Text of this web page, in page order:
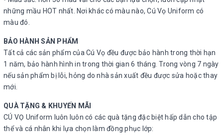
những mầu HOT nhất. Nơi khác có màu nào, Cú Vọ Uniform có
màu đó.
BẢO HÀNH SẢN PHẨM
Tất cả các sản phẩm của Cú Vọ đều được bảo hành trong thời hạn
1 năm, bảo hành hình in trong thời gian 6 tháng. Trong vòng 7 ngày
nếu sản phẩm bị lỗi, hỏng do nhà sản xuất đều được sửa hoặc thay
mới.
QUÀ TẶNG & KHUYẾN MÃI
CÚ VỌ Uniform luôn luôn có các quà tặng đặc biệt hấp dẫn cho tập
thể và cá nhân khi lựa chọn làm đồng phục lớp: